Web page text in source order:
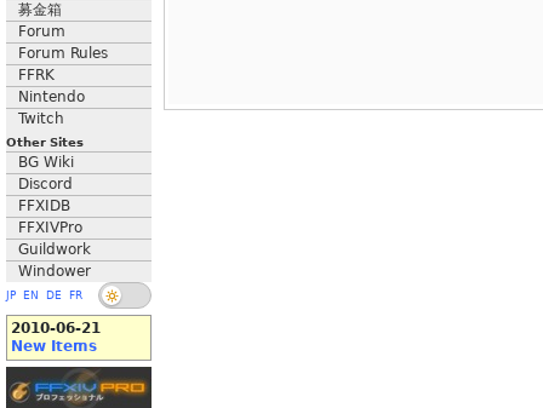
募金箱
Forum
Forum Rules
FFRK
Nintendo
Twitch
Other Sites
BG Wiki
Discord
FFXIDB
FFXIVPro
Guildwork
Windower
JP EN DE FR
2010-06-21
New Items